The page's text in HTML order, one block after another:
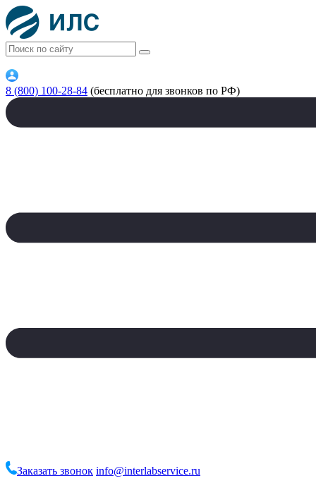
8 (800) 100-28-84 (бесплатно для звонков по РФ)
Заказать звонок info@interlabservice.ru